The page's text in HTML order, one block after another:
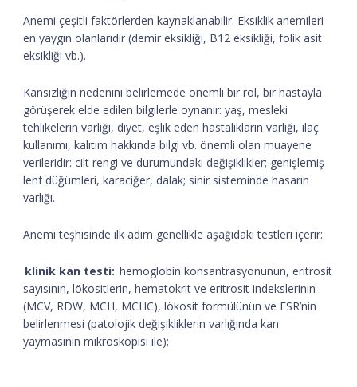
Anemi çeşitli faktörlerden kaynaklanabilir. Eksiklik anemileri
en yaygın olanlarıdır (demir eksikliği, B12 eksikliği, folik asit
eksikliği vb.).
Kansızlığın nedenini belirlemede önemli bir rol, bir hastayla
görüşerek elde edilen bilgilerle oynanır: yaş, mesleki
tehlikelerin varlığı, diyet, eşlik eden hastalıkların varlığı, ilaç
kullanımı, kalıtım hakkında bilgi vb. önemli olan muayene
verileridir: cilt rengi ve durumundaki değişiklikler; genişlemiş
lenf düğümleri, karaciğer, dalak; sinir sisteminde hasarın
varlığı.
Anemi teşhisinde ilk adım genellikle aşağıdaki testleri içerir:
klinik kan testi: hemoglobin konsantrasyonunun, eritrosit
sayısının, lökositlerin, hematokrit ve eritrosit indekslerinin
(MCV, RDW, MCH, MCHC), lökosit formülünün ve ESR’nin
belirlenmesi (patolojik değişikliklerin varlığında kan
yaymasının mikroskopisi ile);